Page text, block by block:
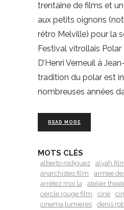
trentaine de films et
aux petits oignons
rétro Melville) pour la
Festival vitrollais Polar
D’Henri Verneuil à
tradition du polar est
nombreuses années
READ MORE
MOTS CLÉS
alberto rodiguez alyah
anarchistes film
armee
arrêtez moi la
atelier
cercle rouge film
ciné
cinema lumieres
denis